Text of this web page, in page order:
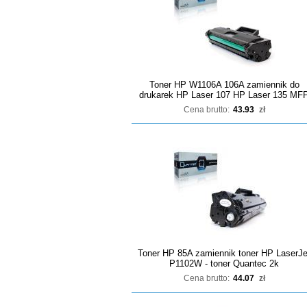
Toner HP W1106A 106A zamiennik do
drukarek HP Laser 107 HP Laser 135
Cena brutto: 43.93 zł
Toner HP 85A zamiennik toner HP
P1102W - toner Quantec 2k
Cena brutto: 44.07 zł